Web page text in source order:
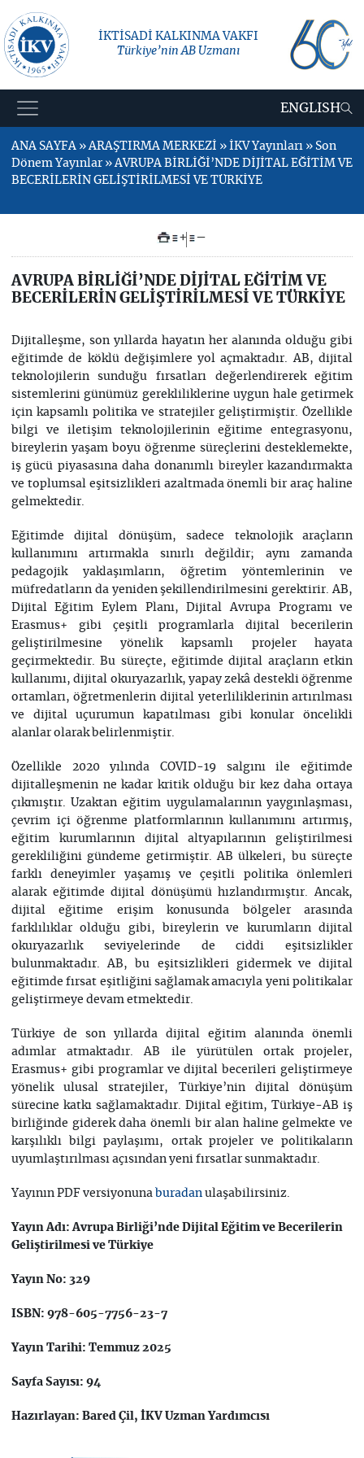
İKTİSADİ KALKINMA VAKFI
Türkiye’nin AB Uzmanı
ENGLISH
ANA SAYFA » ARAŞTIRMA MERKEZİ » İKV Yayınları » Son
Dönem Yayınlar » AVRUPA BİRLİĞİ’NDE DİJİTAL EĞİTİM VE
BECERİLERİN GELİŞTİRİLMESİ VE TÜRKİYE
+ –
AVRUPA BİRLİĞİ’NDE DİJİTAL EĞİTİM VE
BECERİLERİN GELİŞTİRİLMESİ VE TÜRKİYE
Dijitalleşme, son yıllarda hayatın her alanında olduğu gibi
eğitimde de köklü değişimlere yol açmaktadır. AB, dijital
teknolojilerin sunduğu fırsatları değerlendirerek eğitim
sistemlerini günümüz gerekliliklerine uygun hale getirmek
için kapsamlı politika ve stratejiler geliştirmiştir. Özellikle
bilgi ve iletişim teknolojilerinin eğitime entegrasyonu,
bireylerin yaşam boyu öğrenme süreçlerini desteklemekte,
iş gücü piyasasına daha donanımlı bireyler kazandırmakta
ve toplumsal eşitsizlikleri azaltmada önemli bir araç haline
gelmektedir.
Eğitimde dijital dönüşüm, sadece teknolojik araçların
kullanımını artırmakla sınırlı değildir; aynı zamanda
pedagojik yaklaşımların, öğretim yöntemlerinin ve
müfredatların da yeniden şekillendirilmesini gerektirir. AB,
Dijital Eğitim Eylem Planı, Dijital Avrupa Programı ve
Erasmus+ gibi çeşitli programlarla dijital becerilerin
geliştirilmesine yönelik kapsamlı projeler hayata
geçirmektedir. Bu süreçte, eğitimde dijital araçların etkin
kullanımı, dijital okuryazarlık, yapay zekâ destekli öğrenme
ortamları, öğretmenlerin dijital yeterliliklerinin artırılması
ve dijital uçurumun kapatılması gibi konular öncelikli
alanlar olarak belirlenmiştir.
Özellikle 2020 yılında COVID-19 salgını ile eğitimde
dijitalleşmenin ne kadar kritik olduğu bir kez daha ortaya
çıkmıştır. Uzaktan eğitim uygulamalarının yaygınlaşması,
çevrim içi öğrenme platformlarının kullanımını artırmış,
eğitim kurumlarının dijital altyapılarının geliştirilmesi
gerekliliğini gündeme getirmiştir. AB ülkeleri, bu süreçte
farklı deneyimler yaşamış ve çeşitli politika önlemleri
alarak eğitimde dijital dönüşümü hızlandırmıştır. Ancak,
dijital eğitime erişim konusunda bölgeler arasında
farklılıklar olduğu gibi, bireylerin ve kurumların dijital
okuryazarlık seviyelerinde de ciddi eşitsizlikler
bulunmaktadır. AB, bu eşitsizlikleri gidermek ve dijital
eğitimde fırsat eşitliğini sağlamak amacıyla yeni politikalar
geliştirmeye devam etmektedir.
Türkiye de son yıllarda dijital eğitim alanında önemli
adımlar atmaktadır. AB ile yürütülen ortak projeler,
Erasmus+ gibi programlar ve dijital becerileri geliştirmeye
yönelik ulusal stratejiler, Türkiye’nin dijital dönüşüm
sürecine katkı sağlamaktadır. Dijital eğitim, Türkiye-AB iş
birliğinde giderek daha önemli bir alan haline gelmekte ve
karşılıklı bilgi paylaşımı, ortak projeler ve politikaların
uyumlaştırılması açısından yeni fırsatlar sunmaktadır.
Yayının PDF versiyonuna buradanulaşabilirsiniz.
Yayın Adı: Avrupa Birliği’nde Dijital Eğitim ve Becerilerin
Geliştirilmesi ve Türkiye
Yayın No: 329
ISBN: 978-605-7756-23-7
Yayın Tarihi: Temmuz 2025
Sayfa Sayısı: 94
Hazırlayan: Bared Çil, İKV Uzman Yardımcısı